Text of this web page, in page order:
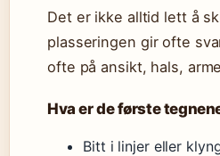
Det er ikke alltid lett å
plasseringen gir ofte
ofte på ansikt, hals,
Hva er de første
Bitt i linjer eller